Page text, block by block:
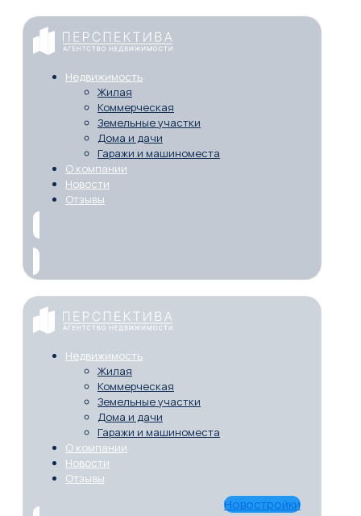
Недвижимость
Жилая
Коммерческая
Земельные участки
Дома и дачи
Гаражи и машиноместа
О компании
Новости
Отзывы
Недвижимость
Жилая
Коммерческая
Земельные участки
Дома и дачи
Гаражи и машиноместа
О компании
Новости
Отзывы
Новостройки